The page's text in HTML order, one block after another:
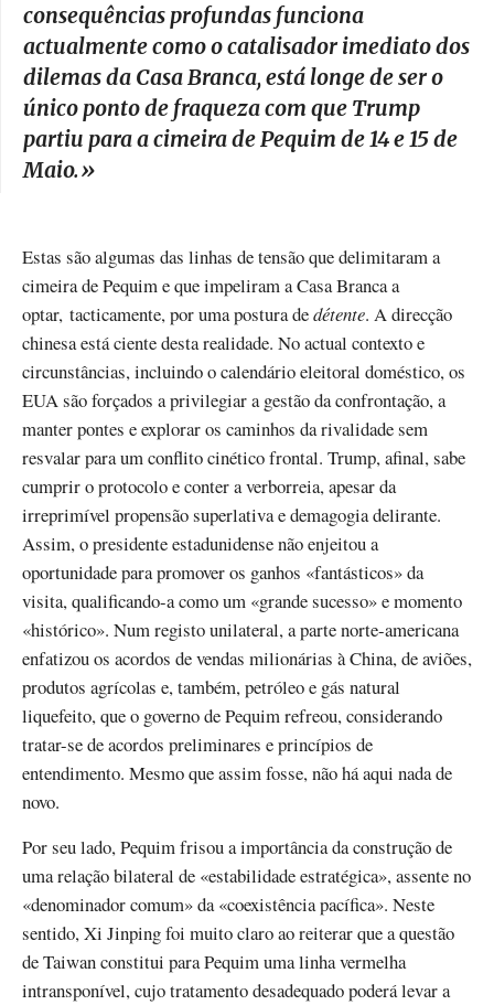
consequências profundas funciona
actualmente como o catalisador imediato dos
dilemas da Casa Branca, está longe de ser o
único ponto de fraqueza com que Trump
partiu para a cimeira de Pequim de 14 e 15 de
Maio.»
Estas são algumas das linhas de tensão que delimitaram a
cimeira de Pequim e que impeliram a Casa Branca a
optar, tacticamente, por uma postura dedétente. A direcção
chinesa está ciente desta realidade. No actual contexto e
circunstâncias, incluindo o calendário eleitoral doméstico, os
EUA são forçados a privilegiar a gestão da confrontação, a
manter pontes e explorar os caminhos da rivalidade sem
resvalar para um conflito cinético frontal. Trump, afinal, sabe
cumprir o protocolo e conter a verborreia, apesar da
irreprimível propensão superlativa e demagogia delirante.
Assim, o presidente estadunidense não enjeitou a
oportunidade para promover os ganhos «fantásticos» da
visita, qualificando-a como um «grande sucesso» e momento
«histórico». Num registo unilateral, a parte norte-americana
enfatizou os acordos de vendas milionárias à China, de aviões,
produtos agrícolas e, também, petróleo e gás natural
liquefeito, que o governo de Pequim refreou, considerando
tratar-se de acordos preliminares e princípios de
entendimento. Mesmo que assim fosse, não há aqui nada de
novo.
Por seu lado, Pequim frisou a importância da construção de
uma relação bilateral de «estabilidade estratégica», assente no
«denominador comum» da «coexistência pacífica». Neste
sentido, Xi Jinping foi muito claro ao reiterar que a questão
de Taiwan constitui para Pequim uma linha vermelha
intransponível, cujo tratamento desadequado poderá levar a